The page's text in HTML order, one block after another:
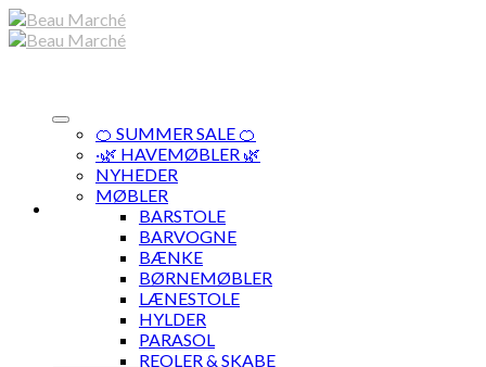
Skip
to
🍊 SUMMER SALE 🍊
·🌿 HAVEMØBLER 🌿
NYHEDER
MØBLER
BARSTOLE
BARVOGNE
BÆNKE
BØRNEMØBLER
LÆNESTOLE
HYLDER
PARASOL
REOLER & SKABE